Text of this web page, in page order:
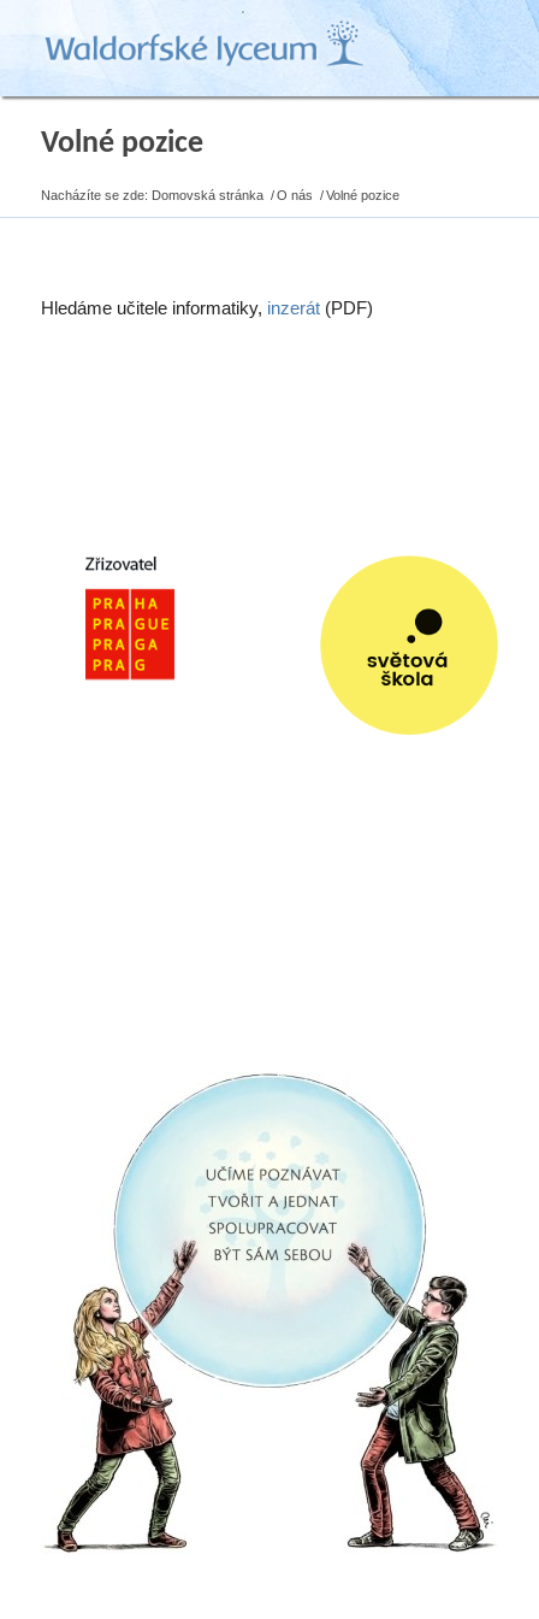
Volné pozice
Nacházíte se zde: Domovská stránka / O nás / Volné pozice
Hledáme učitele informatiky, inzerát(PDF)